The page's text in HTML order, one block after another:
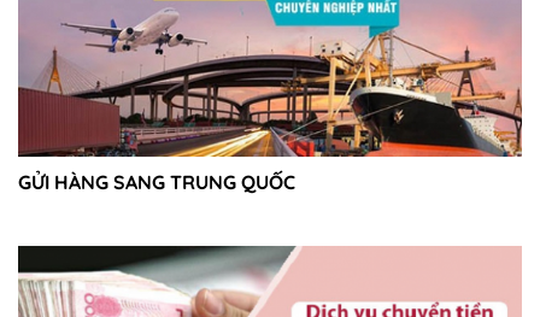
GỬI HÀNG SANG TRUNG QUỐC